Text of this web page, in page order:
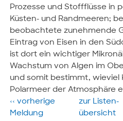
Prozesse und Stoffflüsse in
Küsten- und Randmeeren;
beobachtete zunehmende
Eintrag von Eisen in den
ist dort ein wichtiger
Wachstum von Algen im
und somit bestimmt, wieviel
Polarmeer der Atmosphäre
‹‹ vorherige
Meldung
zur Listen­
übersicht